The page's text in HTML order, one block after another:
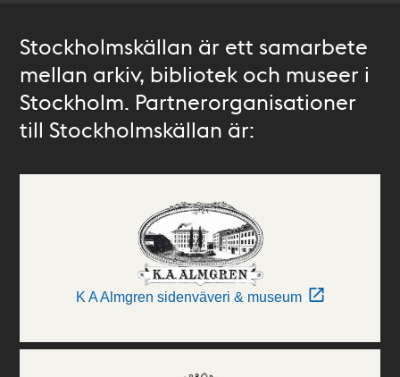
Stockholmskällan är ett samarbete
mellan arkiv, bibliotek och museer i
Stockholm. Partnerorganisationer
till Stockholmskällan är:
K A Almgren sidenväveri & museum